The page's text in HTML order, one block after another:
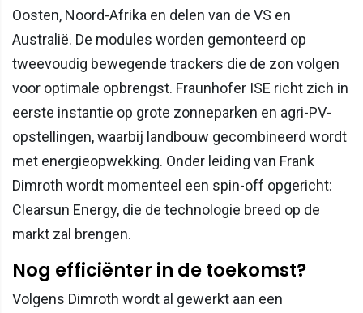
Oosten, Noord-Afrika en delen van de VS en
Australië. De modules worden gemonteerd op
tweevoudig bewegende trackers die de zon volgen
voor optimale opbrengst. Fraunhofer ISE richt zich in
eerste instantie op grote zonneparken en agri-PV-
opstellingen, waarbij landbouw gecombineerd wordt
met energieopwekking. Onder leiding van Frank
Dimroth wordt momenteel een spin-off opgericht:
Clearsun Energy, die de technologie breed op de
markt zal brengen.
Nog efficiënter in de toekomst?
Volgens Dimroth wordt al gewerkt aan een